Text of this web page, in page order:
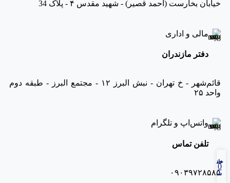
خیابان بخارست (احمد قصیر) - شهید مقدس ۴ - پلاک 34
مالی و اداری
دفتر مازندران
قائم‌شهر - خ تهران - نبش البرز ۱۲ - مجتمع البرز - طبقه دوم
واحد ۲۵
واتس‌اپ و تلگرام
تلفن تماس
۰۹۰۳۹۷۲۸۵۸۵
خانه
حساب کاربری من
0
سبد خرید